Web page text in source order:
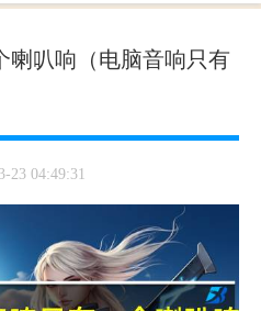
喇叭响（电脑音响只有
23 04:49:31